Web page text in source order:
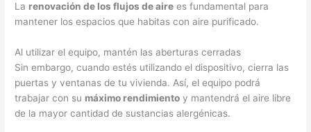
La renovación de los flujos de aire es fundamental para
mantener los espacios que habitas con aire purificado.
Al utilizar el equipo, mantén las aberturas cerradas
Sin embargo, cuando estés utilizando el dispositivo, cierra las
puertas y ventanas de tu vivienda. Así, el equipo podrá
trabajar con su máximo rendimiento y mantendrá el aire libre
de la mayor cantidad de sustancias alergénicas.